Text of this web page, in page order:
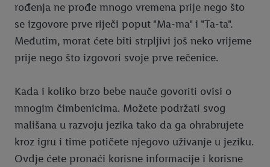
rođenja ne prođe mnogo vremena prije nego što
se izgovore prve riječi poput "Ma-ma" i "Ta-ta".
Međutim, morat ćete biti strpljivi još neko vrijeme
prije nego što izgovori svoje prve rečenice.
Kada i koliko brzo bebe nauče govoriti ovisi o
mnogim čimbenicima. Možete podržati svog
mališana u razvoju jezika tako da ga ohrabrujete
kroz igru i time potičete njegovo uživanje u jeziku.
Ovdje ćete pronaći korisne informacije i korisne